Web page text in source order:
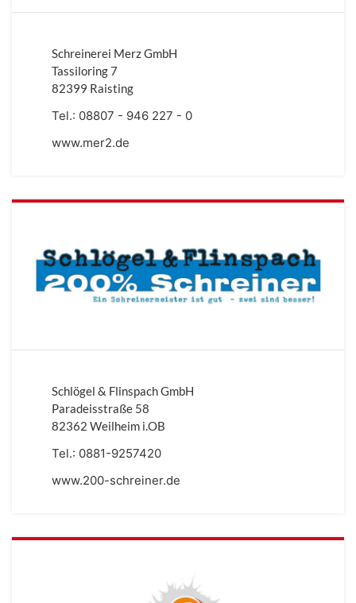
Schreinerei Merz GmbH
Tassiloring 7
82399 Raisting
Tel.: 08807 - 946 227 - 0
www.mer2.de
Schlögel & Flinspach GmbH
Paradeisstraße 58
82362 Weilheim i.OB
Tel.: 0881-9257420
www.200-schreiner.de